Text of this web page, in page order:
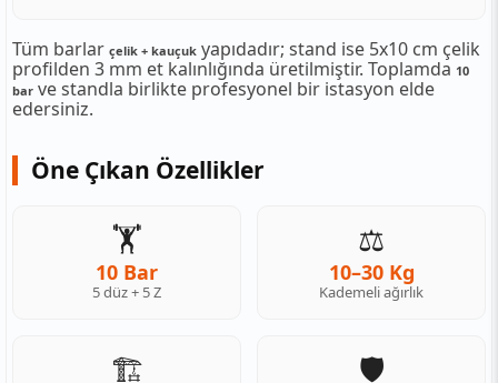
Tüm barlar çelik + kauçuk yapıdadır; stand ise 5x10 cm çelik
profilden 3 mm et kalınlığında üretilmiştir. Toplamda 10
bar ve standla birlikte profesyonel bir istasyon elde
edersiniz.
Öne Çıkan Özellikler
🏋️
10 Bar
5 düz + 5 Z
⚖️
10–30 Kg
Kademeli ağırlık
🏗️ 🛡️